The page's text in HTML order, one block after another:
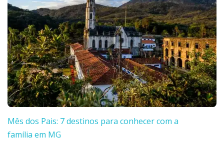
Mês dos Pais: 7 destinos para conhecer com a
família em MG